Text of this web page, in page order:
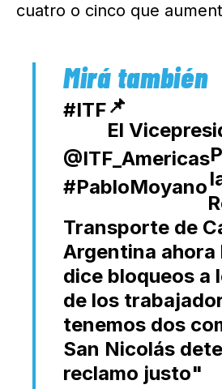
cuatro o cinco que
📌
#ITF
El
@ITF_Americas
#PabloMoyano
Transporte de
Argentina ahora
dice bloqueos a
de los
tenemos dos
San Nicolás
reclamo justo"